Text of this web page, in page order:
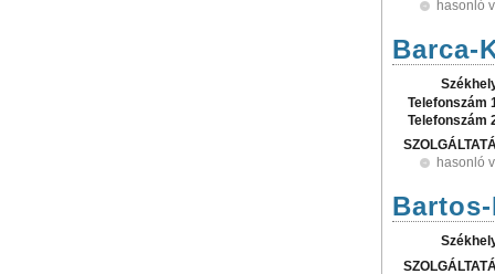
hasonló
Barca-
Telefonszám
Telefonszám
hasonló